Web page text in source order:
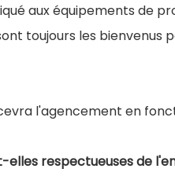
aux équipements de
toujours les
l'agencement en
elles respectueuses de